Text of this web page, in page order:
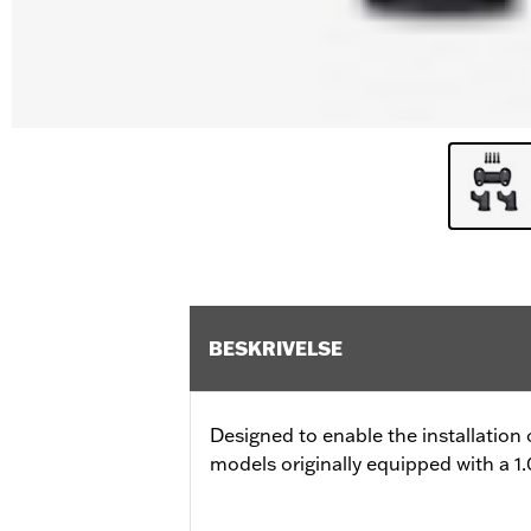
BESKRIVELSE
Designed to enable the installation
models originally equipped with a